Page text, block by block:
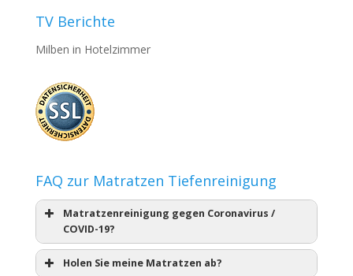
TV Berichte
Milben in Hotelzimmer
FAQ zur Matratzen Tiefenreinigung
Matratzenreinigung gegen Coronavirus /
COVID-19?
Holen Sie meine Matratzen ab?